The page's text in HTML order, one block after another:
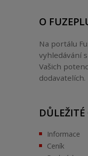
O
Na portálu
vyhledávání
Vašich
dodavatelích.
Informace
Ceník